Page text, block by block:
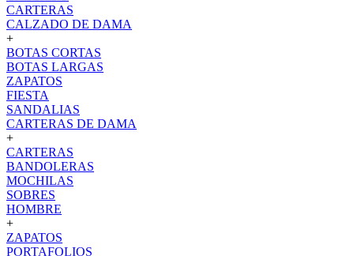
CARTERAS
CALZADO DE DAMA
+
BOTAS CORTAS
BOTAS LARGAS
ZAPATOS
FIESTA
SANDALIAS
CARTERAS DE DAMA
+
CARTERAS
BANDOLERAS
MOCHILAS
SOBRES
HOMBRE
+
ZAPATOS
PORTAFOLIOS